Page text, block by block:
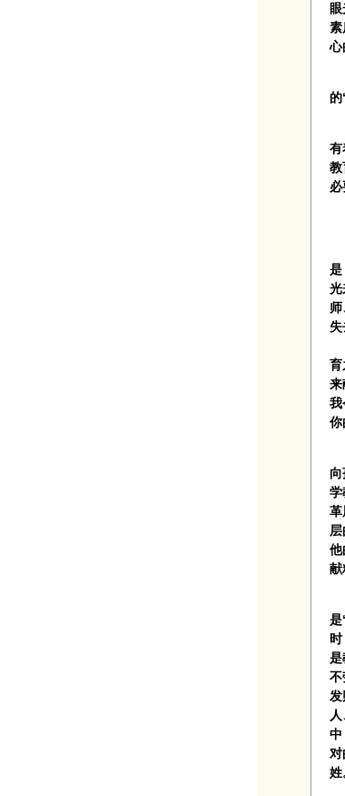
素
心
的
有
教
必
是
光
育
来
我
你
学
革
他
献
是
是
不
中
姓